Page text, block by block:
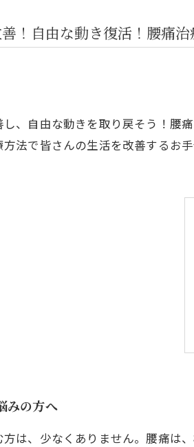
！自由な動き復活！腰痛治
、自由な動きを取り戻そう！腰
法で皆さんの生活を改善するお
みの方へ
は、少なくありません。腰痛は